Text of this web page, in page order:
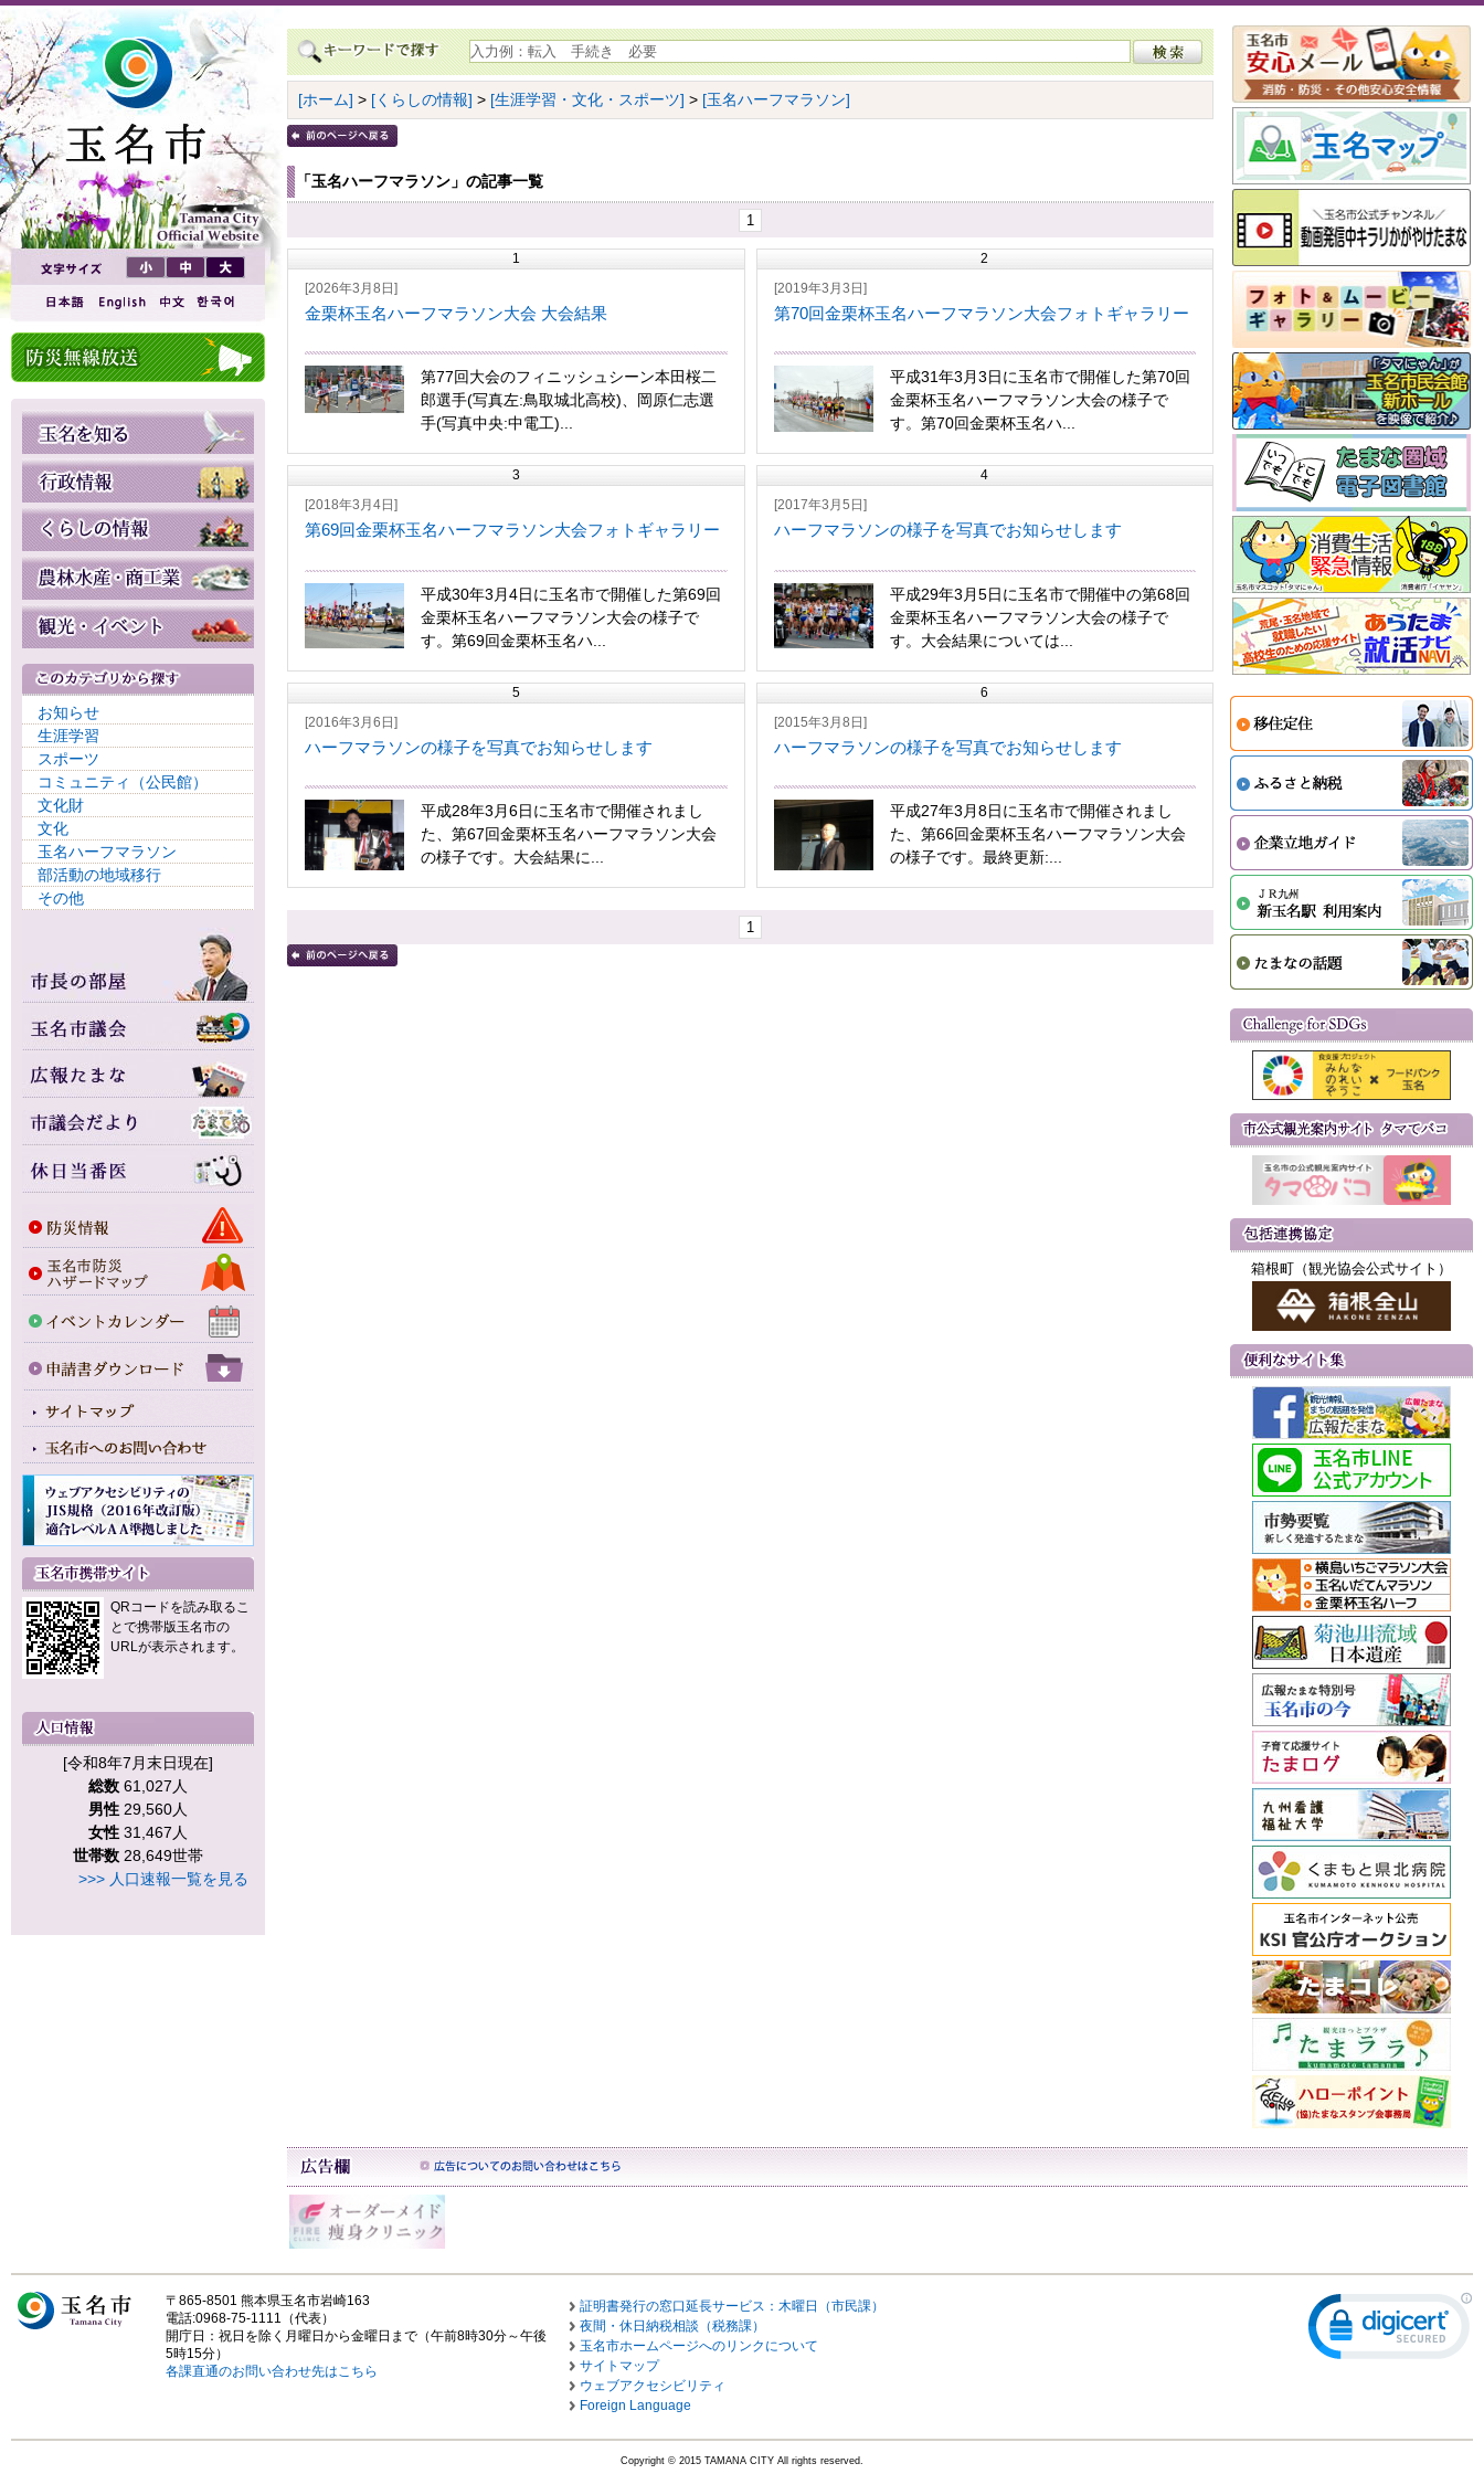
お知らせ
生涯学習
スポーツ
コミュニティ（公民館）
文化財
文化
玉名ハーフマラソン
部活動の地域移行
その他
QRコードを読み取るこ
とで携帯版玉名市の
URLが表示されます。
[令和8年7月末日現在]
総数 61,027人
男性 29,560人
女性 31,467人
世帯数 28,649世帯
>>> 人口速報一覧を見る
[ホーム] > [くらしの情報] > [生涯学習・文化・スポーツ] > [玉名ハーフマラソン]
「玉名ハーフマラソン」の記事一覧
1
1
[2026年3月8日]
金栗杯玉名ハーフマラソン大会 大会結果
第77回大会のフィニッシュシーン本田桜二
郎選手(写真左:鳥取城北高校)、岡原仁志選
手(写真中央:中電工)...
2
[2019年3月3日]
第70回金栗杯玉名ハーフマラソン大会フォトギャラリー
平成31年3月3日に玉名市で開催した第70回
金栗杯玉名ハーフマラソン大会の様子で
す。第70回金栗杯玉名ハ...
3
[2018年3月4日]
第69回金栗杯玉名ハーフマラソン大会フォトギャラリー
平成30年3月4日に玉名市で開催した第69回
金栗杯玉名ハーフマラソン大会の様子で
す。第69回金栗杯玉名ハ...
4
[2017年3月5日]
ハーフマラソンの様子を写真でお知らせします
平成29年3月5日に玉名市で開催中の第68回
金栗杯玉名ハーフマラソン大会の様子で
す。大会結果については...
5
[2016年3月6日]
ハーフマラソンの様子を写真でお知らせします
平成28年3月6日に玉名市で開催されまし
た、第67回金栗杯玉名ハーフマラソン大会
の様子です。大会結果に...
6
[2015年3月8日]
ハーフマラソンの様子を写真でお知らせします
平成27年3月8日に玉名市で開催されまし
た、第66回金栗杯玉名ハーフマラソン大会
の様子です。最終更新:...
1
箱根町（観光協会公式サイト）
〒865-8501 熊本県玉名市岩崎163
電話:0968-75-1111（代表）
開庁日：祝日を除く月曜日から金曜日まで（午前8時30分～午後
5時15分）
各課直通のお問い合わせ先はこちら
証明書発行の窓口延長サービス：木曜日（市民課）
夜間・休日納税相談（税務課）
玉名市ホームページへのリンクについて
サイトマップ
ウェブアクセシビリティ
Foreign Language
Copyright © 2015 TAMANA CITY All rights reserved.